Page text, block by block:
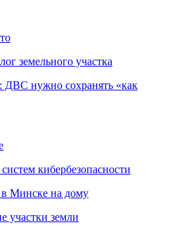
земельного участка
ДВС нужно сохранять «как
кибербезопасности
Минске на дому
участки земли